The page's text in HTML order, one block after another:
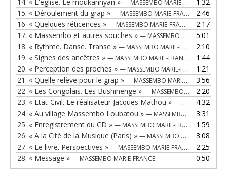
— MASSEMBO MARIE-FRANCE
15. « Déroulement du grap » — MASSEMBO MARIE-FRANCE
2:46
16. « Quelques réticences » — MASSEMBO MARIE-FRANCE
2:17
17. « Massembo et autres souches » — MASSEMBO MARIE-FRANCE
5:01
18. « Rythme. Danse. Transe » — MASSEMBO MARIE-FRANCE
2:10
19. « Signes des ancêtres » — MASSEMBO MARIE-FRANCE
1:44
20. « Perception des proches » — MASSEMBO MARIE-FRANCE
1:21
21. « Quelle relève pour le grap » — MASSEMBO MARIE-FRANCE
3:56
22. « Les Congolais. Les Bushinenge » — MASSEMBO MARIE-FRANCE
2:20
23. « Etat-Civil. Le réalisateur Jacques Mathou » — MASSEMBO MARIE-FRANCE
4:32
24. « Au village Massembo Loubatou » — MASSEMBO MARIE-FRANCE
3:31
25. « Enregistrement du CD » — MASSEMBO MARIE-FRANCE
1:59
26. « A la Cité de la Musique (Paris) » — MASSEMBO MARIE-FRANCE
3:08
27. « Le livre. Perspectives » — MASSEMBO MARIE-FRANCE
2:25
28. « Message » — MASSEMBO MARIE-FRANCE 0:50